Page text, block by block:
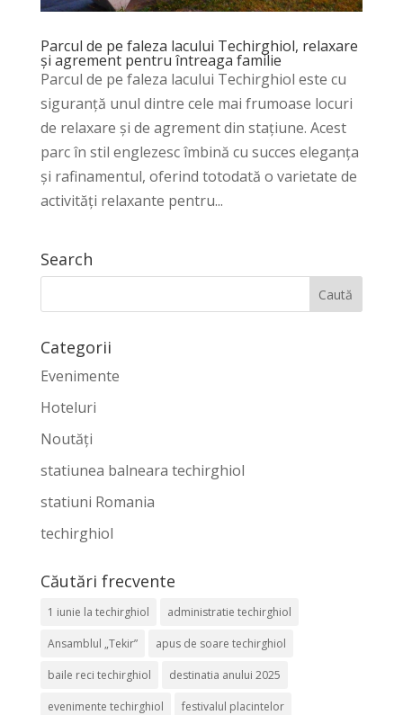
Parcul de pe faleza lacului Techirghiol, relaxare
și agrement pentru întreaga familie
Parcul de pe faleza lacului Techirghiol este cu
siguranță unul dintre cele mai frumoase locuri
de relaxare și de agrement din stațiune. Acest
parc în stil englezesc îmbină cu succes eleganța
și rafinamentul, oferind totodată o varietate de
activități relaxante pentru...
Search
Categorii
Evenimente
Hoteluri
Noutăți
statiunea balneara techirghiol
statiuni Romania
techirghiol
Căutări frecvente
1 iunie la techirghiol administratie techirghiol
Ansamblul „Tekir” apus de soare techirghiol
baile reci techirghiol destinatia anului 2025
evenimente techirghiol festivalul placintelor